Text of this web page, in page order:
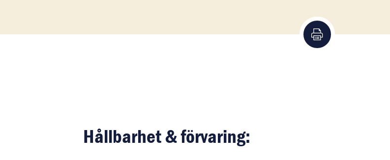
Skriv ut recept
Hållbarhet & förvaring: